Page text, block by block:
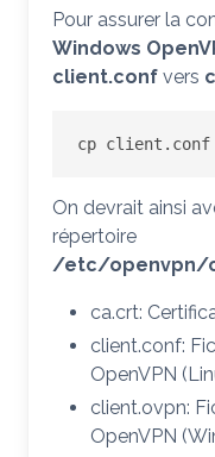
Pour assurer la
Windows
client.conf vers
cp
On devrait ainsi
répertoire
/etc/openvpn/
ca.crt:
client.conf:
OpenVPN
client.ovpn:
OpenVPN